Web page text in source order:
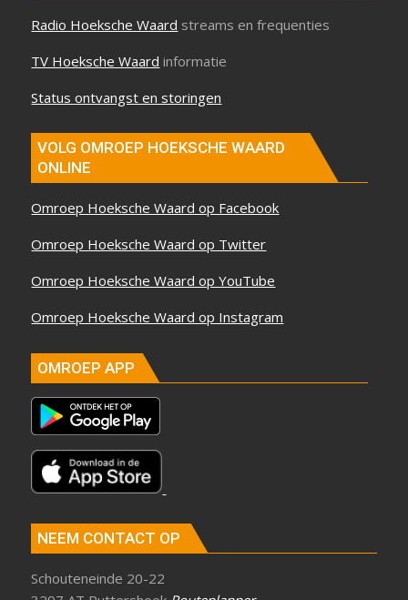
Radio Hoeksche Waard streams en frequenties
TV Hoeksche Waard informatie
Status ontvangst en storingen
VOLG OMROEP HOEKSCHE WAARD
ONLINE
Omroep Hoeksche Waard op Facebook
Omroep Hoeksche Waard op Twitter
Omroep Hoeksche Waard op YouTube
Omroep Hoeksche Waard op Instagram
OMROEP APP
NEEM CONTACT OP
Schouteneinde 20-22